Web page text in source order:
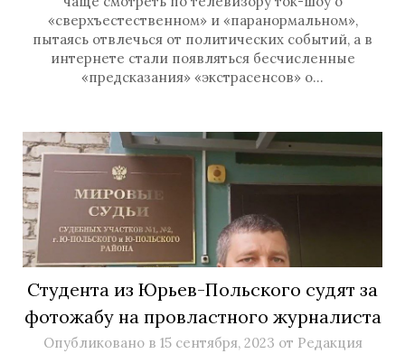
«сверхъестественном» и «паранормальном»,
пытаясь отвлечься от политических событий, а в
интернете стали появляться бесчисленные
«предсказания» «экстрасенсов» о…
Студента из Юрьев-Польского судят за
фотожабу на провластного журналиста
Опубликовано в 15 сентября, 2023 от Редакция